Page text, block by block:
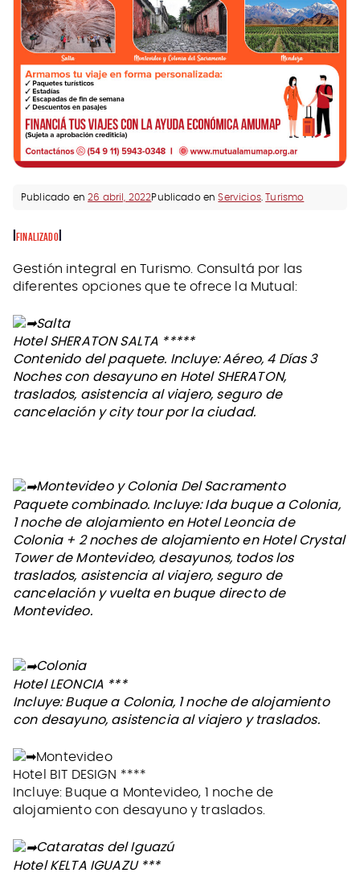
Publicado en26 abril, 2022Publicado enServicios.Turismo
IFINALIZADOI
Gestión integral en Turismo. Consultá por las
diferentes opciones que te ofrece la Mutual:
Salta
Hotel SHERATON SALTA *****
Contenido del paquete. Incluye: Aéreo, 4 Días 3
Noches con desayuno en Hotel SHERATON,
traslados, asistencia al viajero, seguro de
cancelación y city tour por la ciudad.
Montevideo y Colonia Del Sacramento
Paquete combinado. Incluye: Ida buque a Colonia,
1 noche de alojamiento en Hotel Leoncia de
Colonia + 2 noches de alojamiento en Hotel Crystal
Tower de Montevideo, desayunos, todos los
traslados, asistencia al viajero, seguro de
cancelación y vuelta en buque directo de
Montevideo.
Colonia
Hotel LEONCIA ***
Incluye: Buque a Colonia, 1 noche de alojamiento
con desayuno, asistencia al viajero y traslados.
Montevideo
Hotel BIT DESIGN ****
Incluye: Buque a Montevideo, 1 noche de
alojamiento con desayuno y traslados.
Cataratas del Iguazú
Hotel KELTA IGUAZU ***